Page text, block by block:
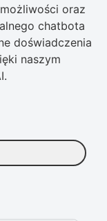
oraz
chatbota
doświadczenia
naszym